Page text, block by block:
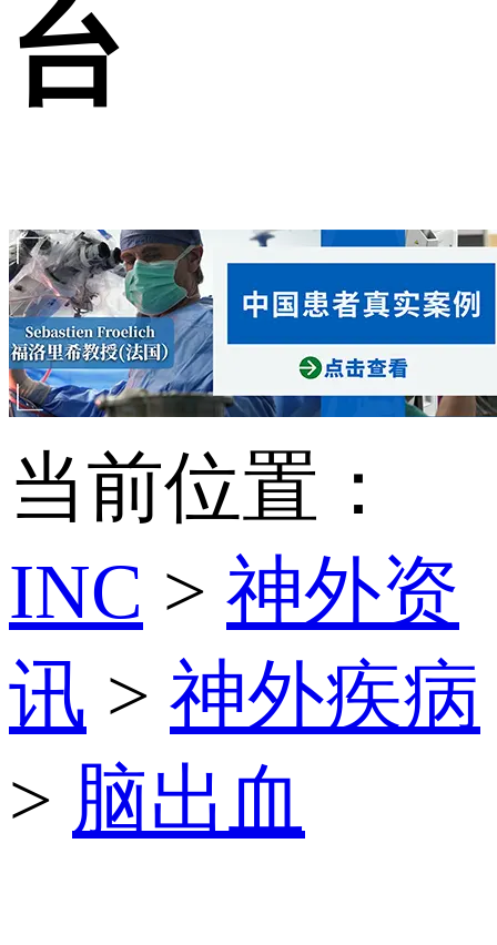
台
当前位置：
INC > 神外资
讯 > 神外疾病
> 脑出血